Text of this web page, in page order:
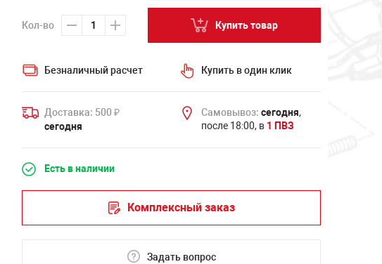
Кол-во Купить товар
Безналичный расчет Купить в один клик
Доставка: 500 ₽
сегодня
Самовывоз: сегодня,
после 18:00, в 1 ПВЗ
Есть в наличии
Комплексный заказ
Задать вопрос